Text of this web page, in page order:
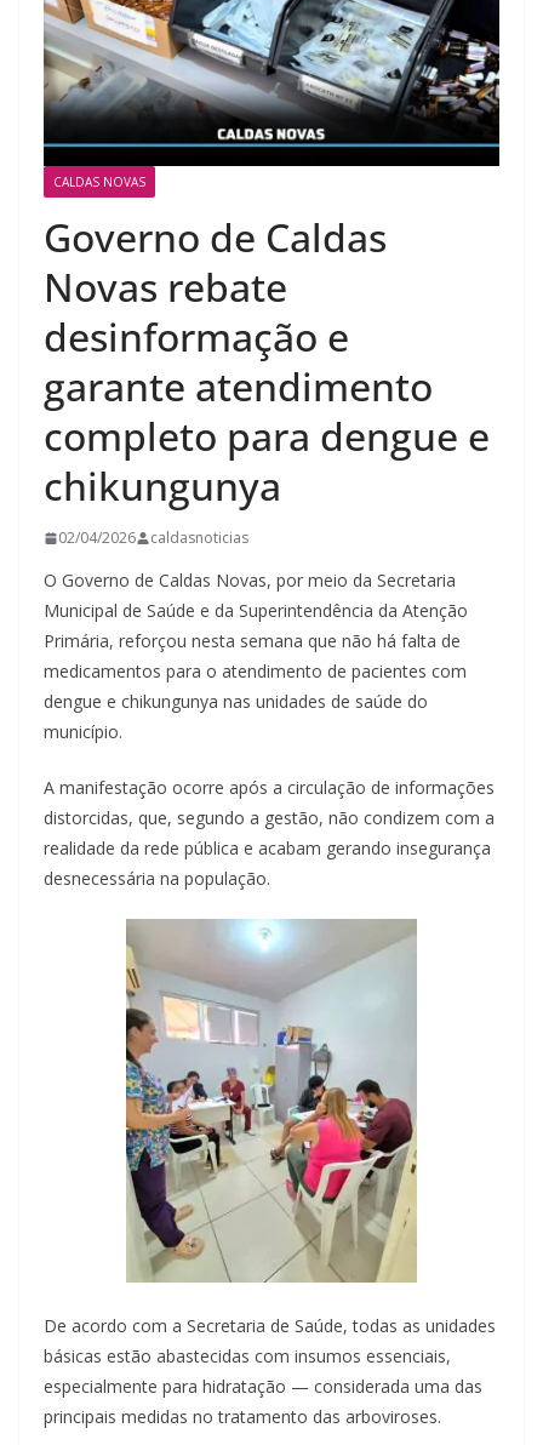
CALDAS NOVAS
Governo de Caldas
Novas rebate
desinformação e
garante atendimento
completo para dengue e
chikungunya
02/04/2026 caldasnoticias
O Governo de Caldas Novas, por meio da Secretaria
Municipal de Saúde e da Superintendência da Atenção
Primária, reforçou nesta semana que não há falta de
medicamentos para o atendimento de pacientes com
dengue e chikungunya nas unidades de saúde do
município.
A manifestação ocorre após a circulação de informações
distorcidas, que, segundo a gestão, não condizem com a
realidade da rede pública e acabam gerando insegurança
desnecessária na população.
De acordo com a Secretaria de Saúde, todas as unidades
básicas estão abastecidas com insumos essenciais,
especialmente para hidratação — considerada uma das
principais medidas no tratamento das arboviroses.